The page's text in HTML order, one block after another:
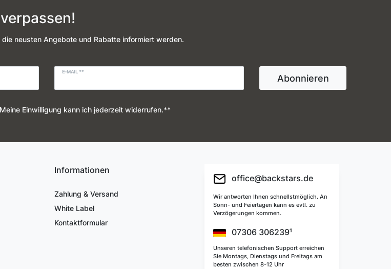
neusten Angebote und Rabatte informiert werden.
E-MAIL **
Abonnieren
Einwilligung kann ich jederzeit widerrufen.**
Informationen
Zahlung & Versand
White Label
Kontaktformular
office@backstars.de
Wir antworten Ihnen schnellstmöglich. An
Sonn- und Feiertagen kann es evtl. zu
Verzögerungen kommen.
07306 306239¹
Unseren telefonischen Support erreichen
Sie Montags, Dienstags und Freitags am
besten zwischen 8-12 Uhr